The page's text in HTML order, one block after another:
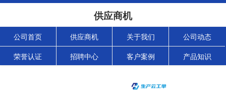
供应商机
公司首页 供应商机 关于我们 公司动态
荣誉认证 招聘中心 客户案例 产品知识